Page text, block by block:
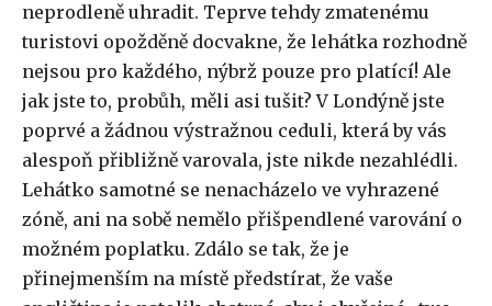
neprodleně uhradit. Teprve tehdy zmatenému
turistovi opožděně docvakne, že lehátka rozhodně
nejsou pro každého, nýbrž pouze pro platící! Ale
jak jste to, probůh, měli asi tušit? V Londýně jste
poprvé a žádnou výstražnou ceduli, která by vás
alespoň přibližně varovala, jste nikde nezahlédli.
Lehátko samotné se nenacházelo ve vyhrazené
zóně, ani na sobě nemělo přišpendlené varování o
možném poplatku. Zdálo se tak, že je
přinejmenším na místě předstírat, že vaše